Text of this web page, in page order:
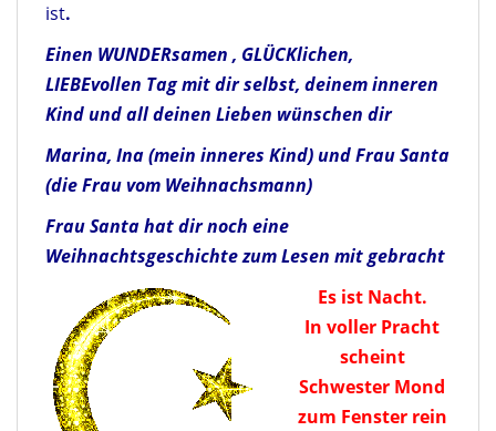
ist.
Einen WUNDERsamen , GLÜCKlichen,
LIEBEvollen Tag mit dir selbst, deinem inneren
Kind und all deinen Lieben wünschen dir
Marina, Ina (mein inneres Kind) und Frau Santa
(die Frau vom Weihnachsmann)
Frau Santa hat dir noch eine
Weihnachtsgeschichte zum Lesen mit gebracht
Es ist Nacht.
In voller Pracht
scheint
Schwester Mond
zum Fenster rein